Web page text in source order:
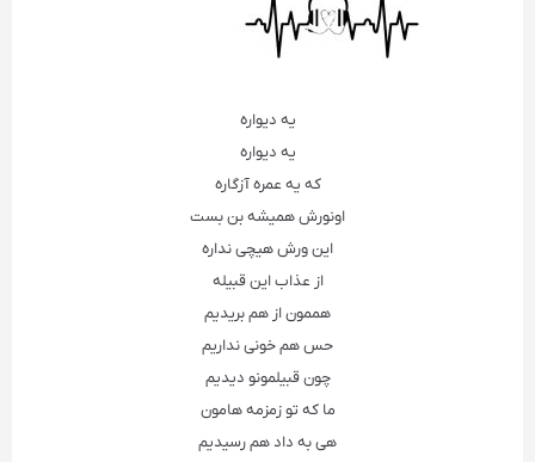
یه دیواره
یه دیواره
که یه عمره آزگاره
اونورش همیشه بن بست
این ورش هیچی نداره
از عذاب این قبیله
هممون از هم بریدیم
حس هم خونی نداریم
چون قبیلمونو دیدیم
ما که تو زمزمه هامون
هی به داد هم رسیدیم